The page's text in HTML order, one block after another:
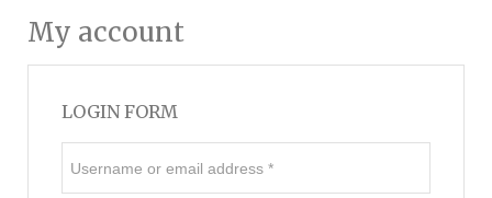
My account
LOGIN FORM